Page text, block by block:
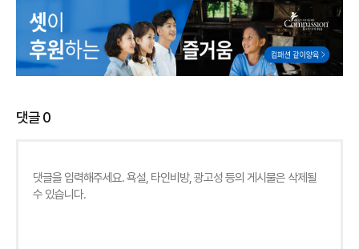
댓글0